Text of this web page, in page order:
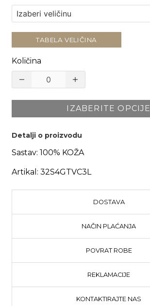
TABELA VELIČINA
Količina
IZABERITE OPCIJE
Detalji o proizvodu
Sastav: 100% KOŽA
Artikal: 32S4GTVC3L
DOSTAVA
NAČIN PLAĆANJA
POVRAT ROBE
REKLAMACIJE
KONTAKTIRAJTE NAS